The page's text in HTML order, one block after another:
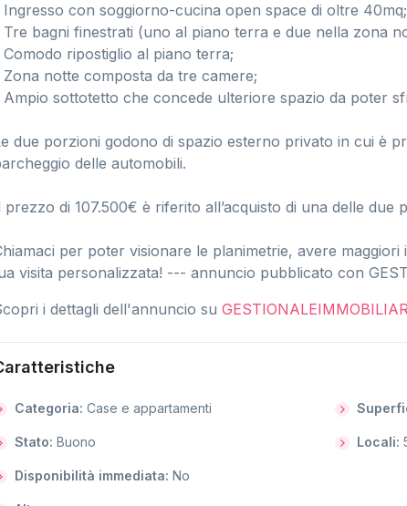
Ingresso con soggiorno-cucina open space di oltre 40mq;
Tre bagni finestrati (uno al piano terra e due nella zona
Comodo ripostiglio al piano terra;
Zona notte composta da tre camere;
Ampio sottotetto che concede ulteriore spazio da poter
due porzioni godono di spazio esterno privato in cui è
delle automobili.
prezzo di 107.500€ è riferito all’acquisto di una delle due
per poter visionare le planimetrie, avere
visita personalizzata! --- annuncio pubblicato con
i dettagli dell'annuncio su
Categoria:Case e appartamenti
Stato:Buono
Disponibilità immediata:No
Locali: